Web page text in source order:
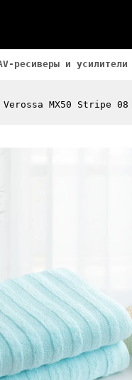
ресиверы и усилители
Verossa МХ50 Stripe